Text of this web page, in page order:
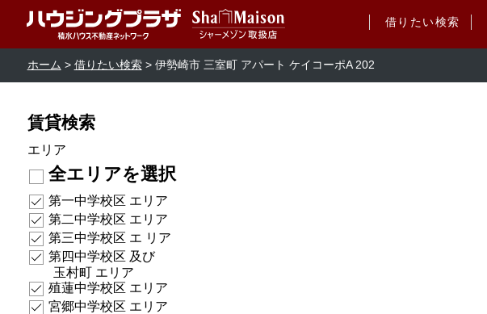
借りたい検索
ホーム 借りたい検索 伊勢崎市 三室町 アパート ケイコーポA 202
賃貸検索
エリア
全エリアを選択
第一中学校区 エリア
第二中学校区 エリア
第三中学校区 エ リア
第四中学校区 及び
玉村町 エリア
殖蓮中学校区 エリア
宮郷中学校区 エリア